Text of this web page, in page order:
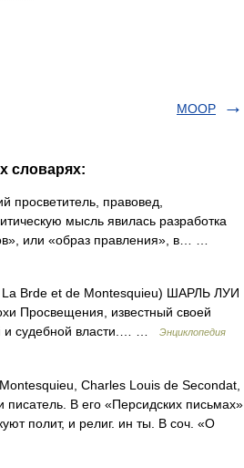
МООР
словарях:
правовед,
мысль явилась разработка
или «образ правления», в… …
Brde et de Montesquieu) ШАРЛЬ ЛУИ
Просвещения, известный своей
и судебной власти.… …
Энциклопедия
Charles Louis de Secondat,
В его «Персидских письмах»
полит, и религ. ин ты. В соч. «О